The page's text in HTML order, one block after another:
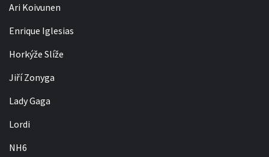
Ari Koivunen
Enrique Iglesias
Horkýže Slíže
Jiří Zonyga
Lady Gaga
Lordi
NH6